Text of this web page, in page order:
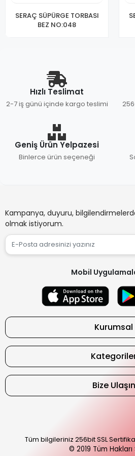
SERAÇ SÜPÜRGE TORBASI
BEZ NO:048
Hızlı Teslimat
2-7 iş günü içinde kargo teslimi
Geniş Ürün Yelpazesi
Binlerce ürün seçeneği
Kampanya, duyuru,
olmak istiyorum.
Mobil
Kurumsal
Bize Ulaşın
Tüm bilgileriniz 256bit SSL
© 2019 Tüm Hakları